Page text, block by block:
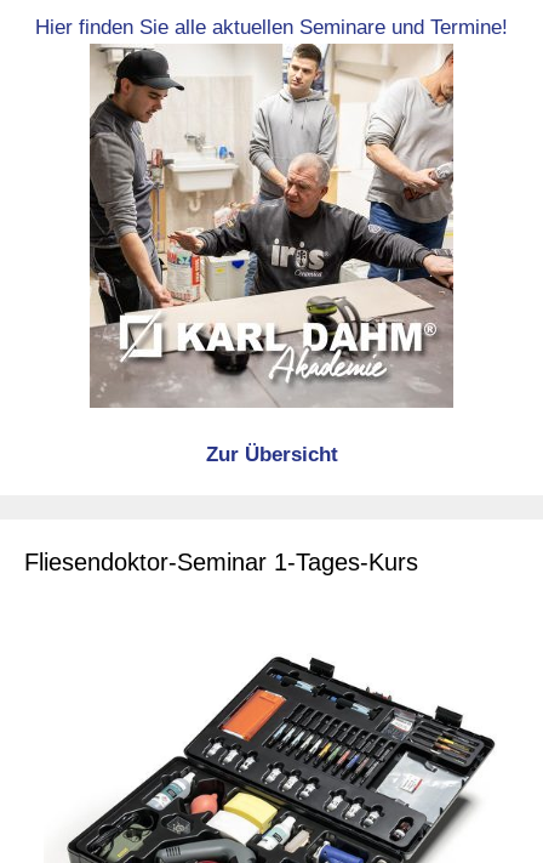
Hier finden Sie alle aktuellen Seminare und Termine!
Zur Übersicht
Fliesendoktor-Seminar 1-Tages-Kurs